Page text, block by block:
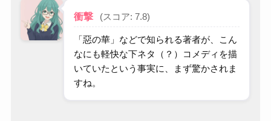
衝撃 (スコア: 7.8)
「惡の華」などで知られる著者が、こん
なにも軽快な下ネタ（？）コメディを描
いていたという事実に、まず驚かされま
すね。